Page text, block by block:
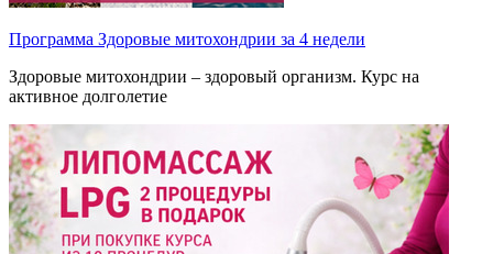
Программа Здоровые митохондрии за 4 недели
Здоровые митохондрии – здоровый организм. Курс на
активное долголетие